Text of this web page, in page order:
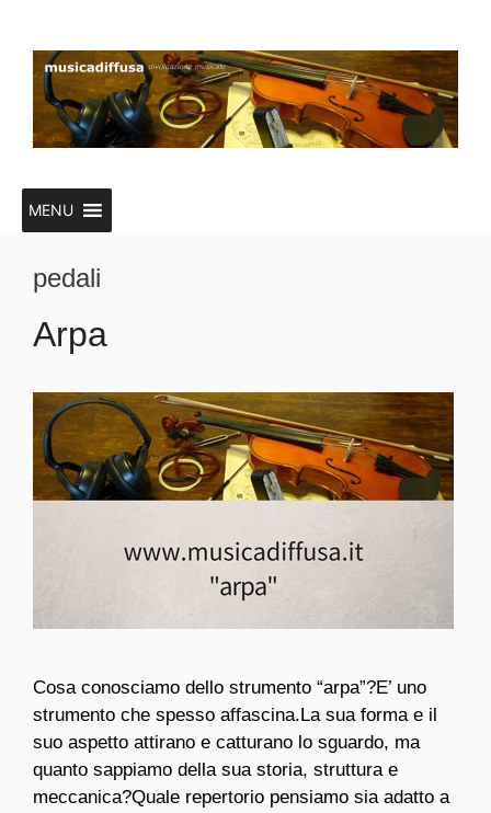
contenuto
MENU
pedali
Arpa
Cosa conosciamo dello strumento “arpa”?E’ uno
strumento che spesso affascina.La sua forma e il
suo aspetto attirano e catturano lo sguardo, ma
quanto sappiamo della sua storia, struttura e
meccanica?Quale repertorio pensiamo sia adatto a